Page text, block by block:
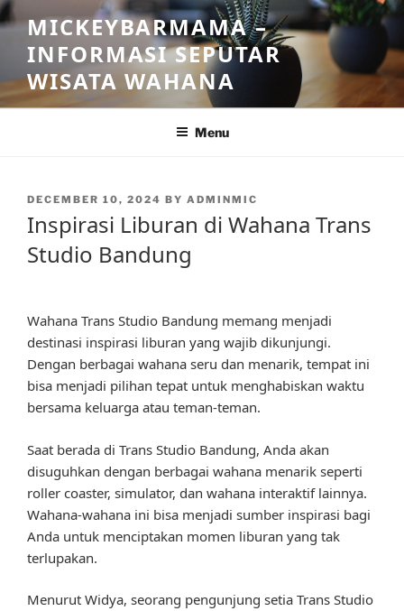
Skip
to
content
MICKEYBARMAMA –
INFORMASI SEPUTAR
WISATA WAHANA
Menu
POSTED
DECEMBER 10, 2024 BY ADMINMIC
Inspirasi Liburan di Wahana Trans
Studio Bandung
Wahana Trans Studio Bandung memang menjadi
destinasi inspirasi liburan yang wajib dikunjungi.
Dengan berbagai wahana seru dan menarik, tempat ini
bisa menjadi pilihan tepat untuk menghabiskan waktu
bersama keluarga atau teman-teman.
Saat berada di Trans Studio Bandung, Anda akan
disuguhkan dengan berbagai wahana menarik seperti
roller coaster, simulator, dan wahana interaktif lainnya.
Wahana-wahana ini bisa menjadi sumber inspirasi bagi
Anda untuk menciptakan momen liburan yang tak
terlupakan.
Menurut Widya, seorang pengunjung setia Trans Studio